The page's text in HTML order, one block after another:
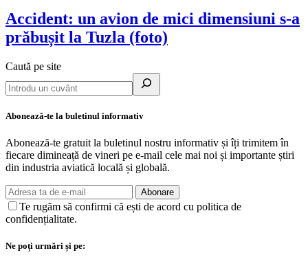
Accident: un avion de mici dimensiuni s-a
prăbușit la Tuzla (foto)
Caută pe site
Abonează-te la buletinul informativ
Abonează-te gratuit la buletinul nostru informativ și îți trimitem în
fiecare dimineață de vineri pe e-mail cele mai noi și importante știri
din industria aviatică locală și globală.
Abonare
Te rugăm să confirmi că ești de acord cu politica de
confidențialitate.
Ne poți urmări și pe: